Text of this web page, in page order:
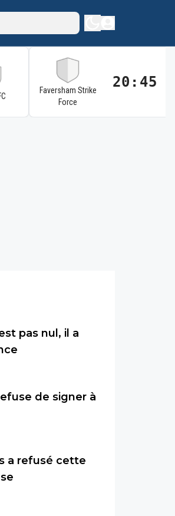
Faversham Strike
Force
20:45
pas nul, il a
de signer à
a refusé cette